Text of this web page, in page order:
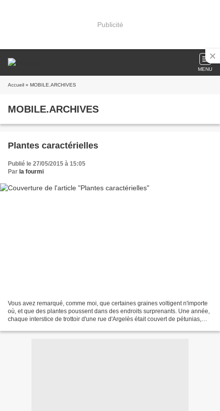
Publicité
MENU
Accueil » MOBILE.ARCHIVES
MOBILE.ARCHIVES
Plantes caractérielles
Publié le 27/05/2015 à 15:05
Par la fourmi
Vous avez remarqué, comme moi, que certaines graines voltigent n'importe
où, et que des plantes poussent dans des endroits surprenants. Une année,
chaque interstice de trottoir d'une rue d'Argelès était couvert de pétunias,